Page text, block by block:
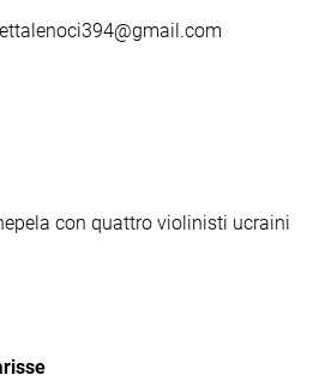
con quattro violinisti ucraini